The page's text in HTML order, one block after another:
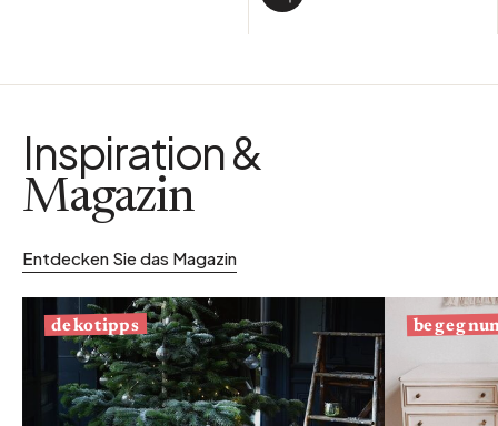
Inspiration &
Magazin
Entdecken Sie das Magazin
dekotipps